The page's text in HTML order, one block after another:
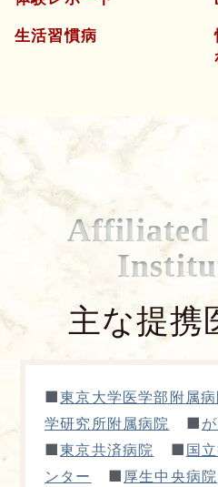
生活習慣病
Affiliated
主な提携
■東京大学医学部附属
学研究所附属病院
■
■東京共済病院 ■ 国
ンター
■ 厚生中央病院